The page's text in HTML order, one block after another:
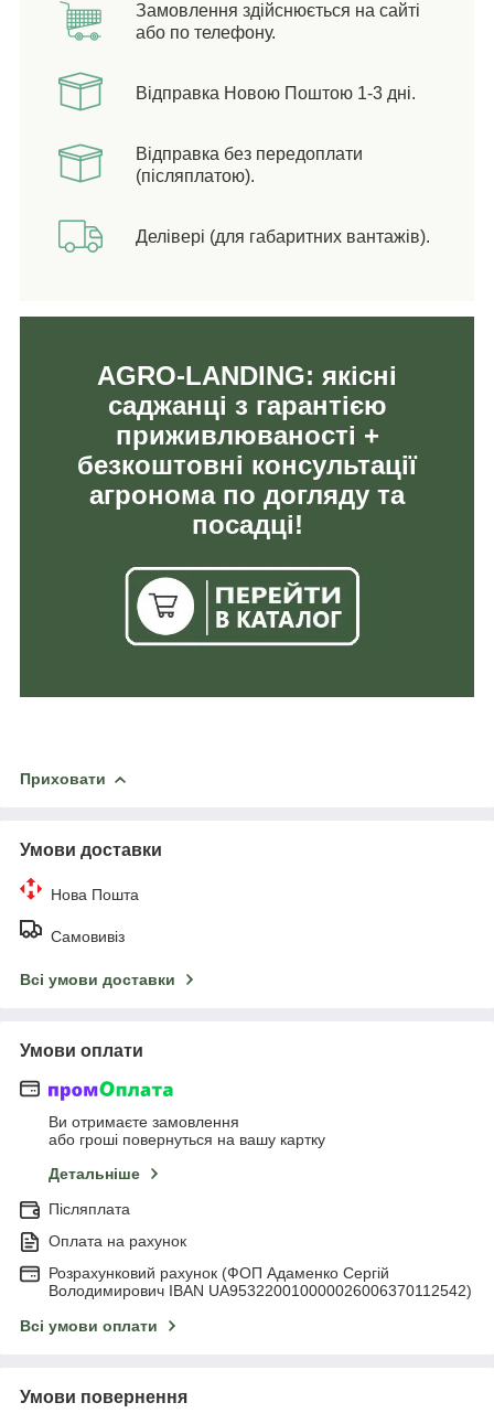
Замовлення здійснюється на сайті
або по телефону.
Відправка Новою Поштою 1-3 дні.
Відправка без передоплати
(післяплатою).
Делівері (для габаритних вантажів).
AGRO-LANDING: якісні
саджанці з гарантією
приживлюваності +
безкоштовні консультації
агронома по догляду та
посадці!
Приховати
Умови доставки
Нова Пошта
Самовивіз
Всі умови доставки
Умови оплати
Ви отримаєте замовлення
або гроші повернуться на вашу картку
Детальніше
Післяплата
Оплата на рахунок
Розрахунковий рахунок (ФОП Адаменко Сергій
Володимирович IBAN UA953220010000026006370112542)
Всі умови оплати
Умови повернення